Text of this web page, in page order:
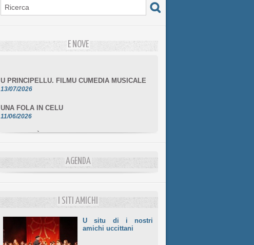
E NOVE
10/06/2026
10/06/2026
AGENDA
I SITI AMICHI
U situ di i nostri
amichi uccittani